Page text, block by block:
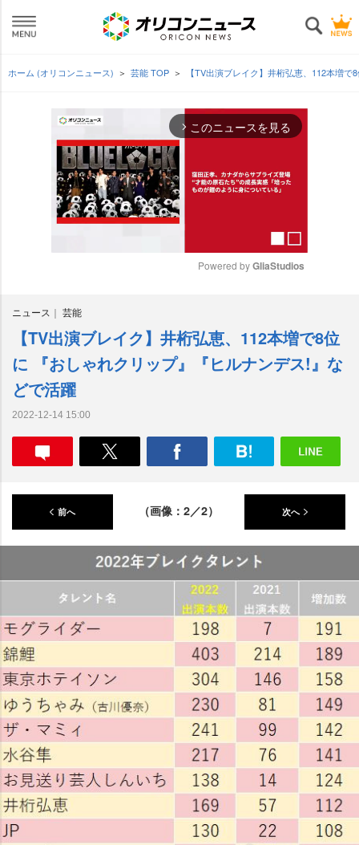
ホーム (オリコンニュース) 芸能 TOP 【TV出演ブレイク】井桁弘恵、112本増
arrow_forward_ios このニュースを見る
e
Powered by GliaStudios
ニュース 芸能
【TV出演ブレイク】井桁弘恵、112本増で8位
に 『おしゃれクリップ』『ヒルナンデス!』な
どで活躍
2022-12-14 15:00
前へ （画像：2／2） 次へ